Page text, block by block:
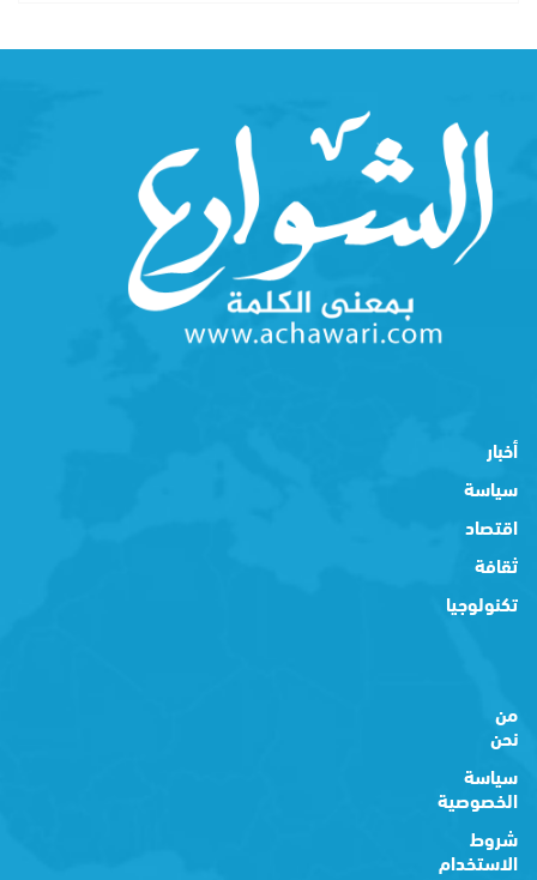
أخبار
سياسة
اقتصاد
ثقافة
تكنولوجيا
من
نحن
سياسة
الخصوصية
شروط
الاستخدام